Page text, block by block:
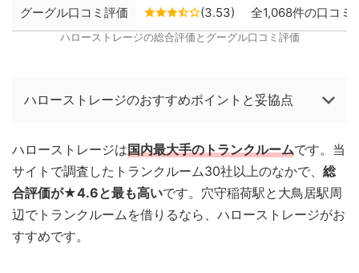
グーグル口コミ評価 (3.53) 全1,068件の口コミ
ハローストレージの総合評価とグーグル口コミ評価
ハローストレージのおすすめポイントと妥協点
ハローストレージは国内最大手のトランクルームです。当
サイトで調査したトランクルーム30社以上のなかで、 総
合評価が★4.6と最も高いです。穴守稲荷駅と大鳥居駅周
辺でトランクルームを借りるなら、ハローストレージがお
すすめです。